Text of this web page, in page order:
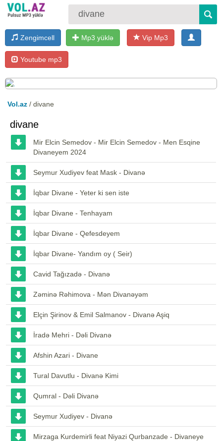
Zengimcell Mp3 yüklə Vip Mp3
Youtube mp3
Vol.az / divane
divane
Mir Elcin Semedov - Mir Elcin Semedov - Men Esqine
Divaneyem 2024
Seymur Xudiyev feat Mask - Divanə
İqbar Divane - Yeter ki sen iste
İqbar Divane - Tenhayam
İqbar Divane - Qefesdeyem
İqbar Divane- Yandım oy ( Seir)
Cavid Tağızadə - Divanə
Zəminə Rəhimova - Mən Divanəyəm
Elçin Şirinov & Emil Salmanov - Divanə Aşiq
İradə Mehri - Dəli Divanə
Afshin Azari - Divane
Tural Davutlu - Divanə Kimi
Qumral - Dəli Divanə
Seymur Xudiyev - Divanə
Mirzaga Kurdemirli feat Niyazi Qurbanzade - Divaneye